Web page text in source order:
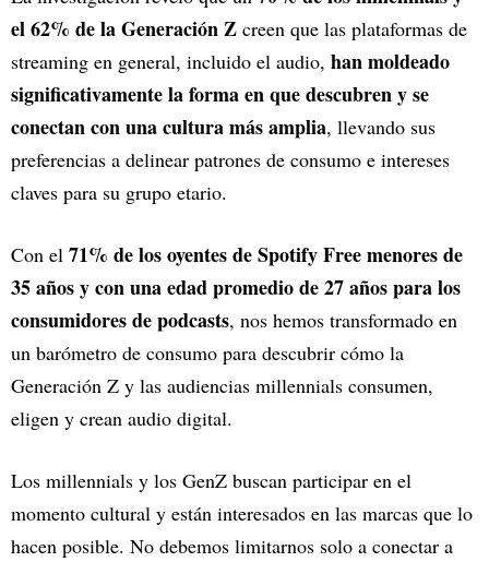
el 62% de la Generación Z creen que las plataformas de
streaming en general, incluido el audio, han moldeado
significativamente la forma en que descubren y se
conectan con una cultura más amplia, llevando sus
preferencias a delinear patrones de consumo e intereses
claves para su grupo etario.
Con el 71% de los oyentes de Spotify Free menores de
35 años y con una edad promedio de 27 años para los
consumidores de podcasts, nos hemos transformado en
un barómetro de consumo para descubrir cómo la
Generación Z y las audiencias millennials consumen,
eligen y crean audio digital.
Los millennials y los GenZ buscan participar en el
momento cultural y están interesados en las marcas que lo
hacen posible. No debemos limitarnos solo a conectar a